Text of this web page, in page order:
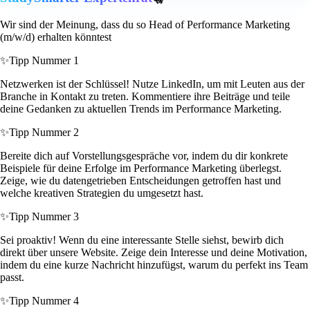
Wir sind der Meinung, dass du so Head of Performance Marketing
(m/w/d) erhalten könntest
✨Tipp Nummer 1
Netzwerken ist der Schlüssel! Nutze LinkedIn, um mit Leuten aus der
Branche in Kontakt zu treten. Kommentiere ihre Beiträge und teile
deine Gedanken zu aktuellen Trends im Performance Marketing.
✨Tipp Nummer 2
Bereite dich auf Vorstellungsgespräche vor, indem du dir konkrete
Beispiele für deine Erfolge im Performance Marketing überlegst.
Zeige, wie du datengetrieben Entscheidungen getroffen hast und
welche kreativen Strategien du umgesetzt hast.
✨Tipp Nummer 3
Sei proaktiv! Wenn du eine interessante Stelle siehst, bewirb dich
direkt über unsere Website. Zeige dein Interesse und deine Motivation,
indem du eine kurze Nachricht hinzufügst, warum du perfekt ins Team
passt.
✨Tipp Nummer 4